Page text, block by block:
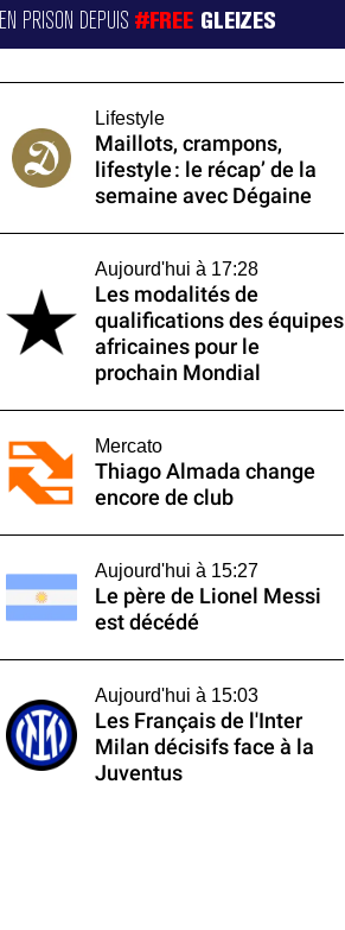
EN PRISON DEPUIS#FREE GLEIZES
Lifestyle
Maillots, crampons,
lifestyle : le récap’ de la
semaine avec Dégaine
Aujourd'hui à 17:28
Les modalités de
qualifications des équipes
africaines pour le
prochain Mondial
Mercato
Thiago Almada change
encore de club
Aujourd'hui à 15:27
Le père de Lionel Messi
est décédé
Aujourd'hui à 15:03
Les Français de l'Inter
Milan décisifs face à la
Juventus